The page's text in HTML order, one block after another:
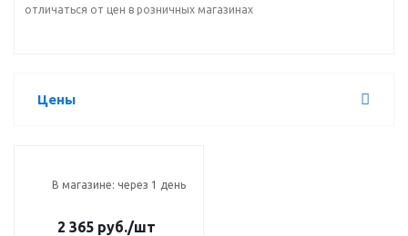
отличаться от цен в розничных магазинах
Цены
В магазине: через 1 день
2 365 руб./шт